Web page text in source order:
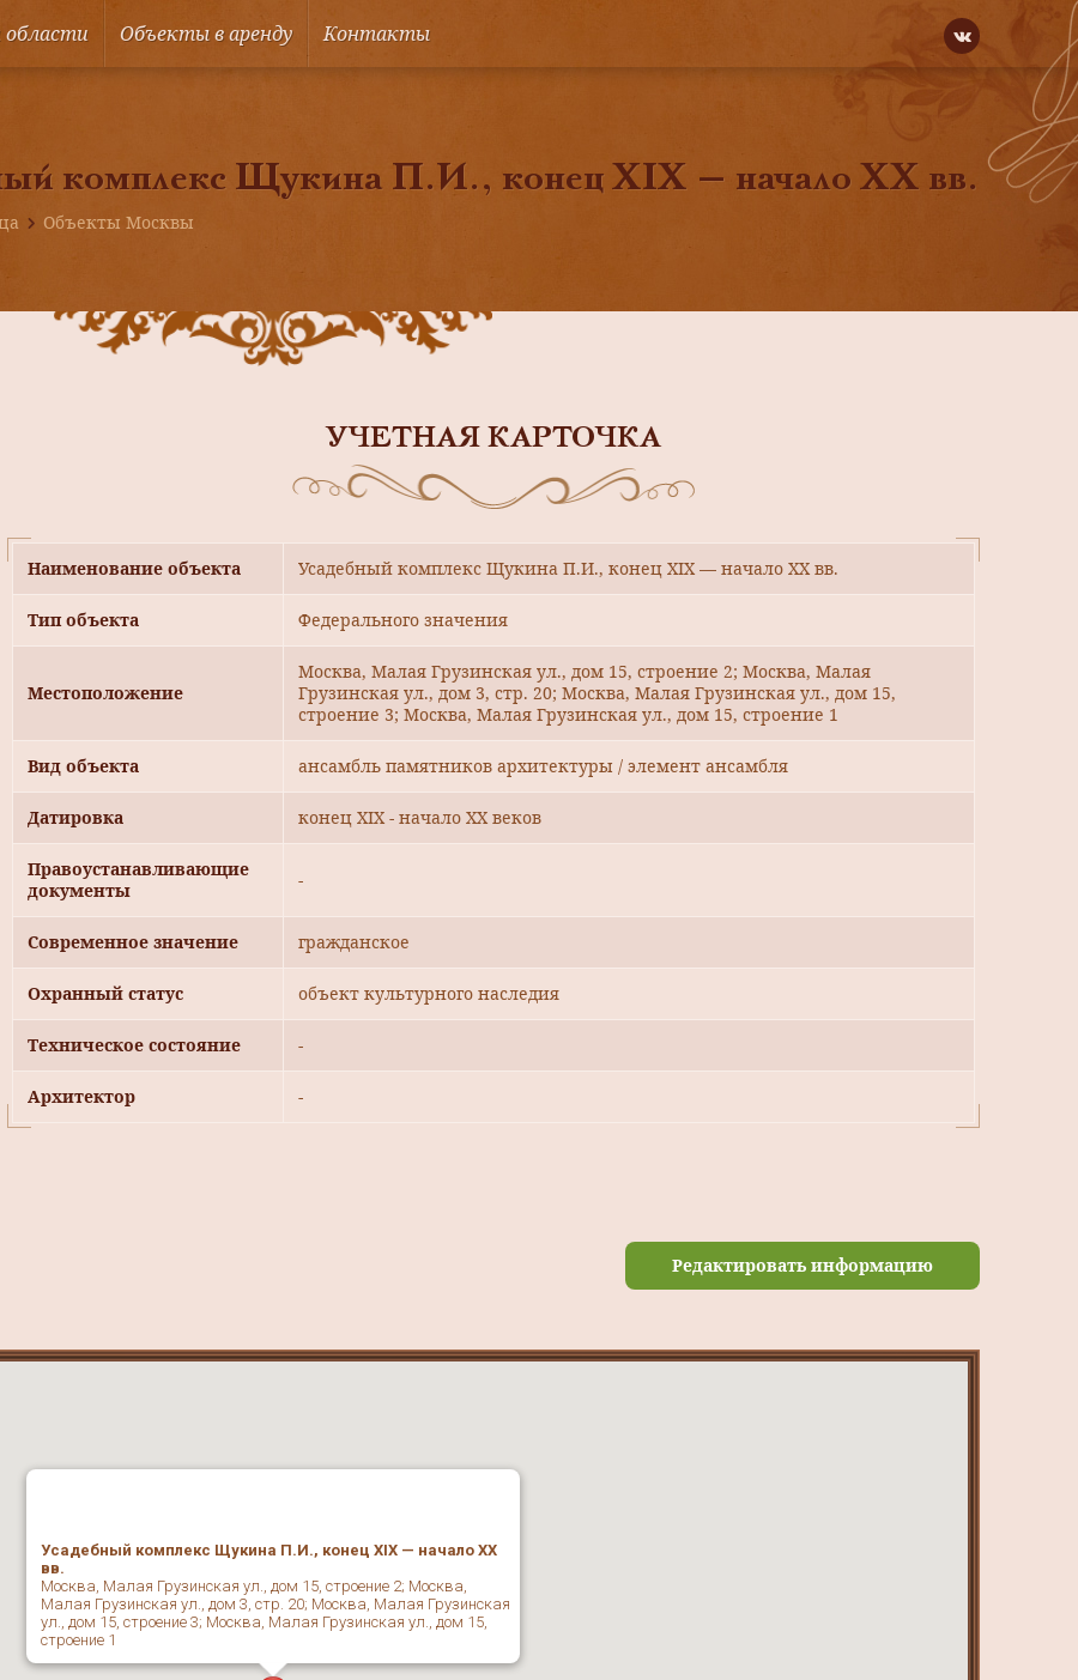
Объекты в аренду Контакты
комплекс Щукина П.И., конец XIX — начало ХХ вв.
Объекты Москвы
УЧЕТНАЯ КАРТОЧКА
Наименование объекта Усадебный комплекс Щукина П.И., конец XIX — начало ХХ вв.
Тип объекта Федерального значения
Местоположение
Москва, Малая Грузинская ул., дом 15, строение 2; Москва, Малая
Грузинская ул., дом 3, стр. 20; Москва, Малая Грузинская ул., дом 15,
строение 3; Москва, Малая Грузинская ул., дом 15, строение 1
Вид объекта ансамбль памятников архитектуры / элемент ансамбля
Датировка конец XIX - начало ХХ веков
Правоустанавливающие
документы
-
Современное значение гражданское
Охранный статус объект культурного наследия
Техническое состояние -
Архитектор -
Редактировать информацию
Усадебный комплекс Щукина П.И., конец XIX — начало ХХ
вв.
Москва, Малая Грузинская ул., дом 15, строение 2; Москва,
Малая Грузинская ул., дом 3, стр. 20; Москва, Малая Грузинская
ул., дом 15, строение 3; Москва, Малая Грузинская ул., дом 15,
строение 1